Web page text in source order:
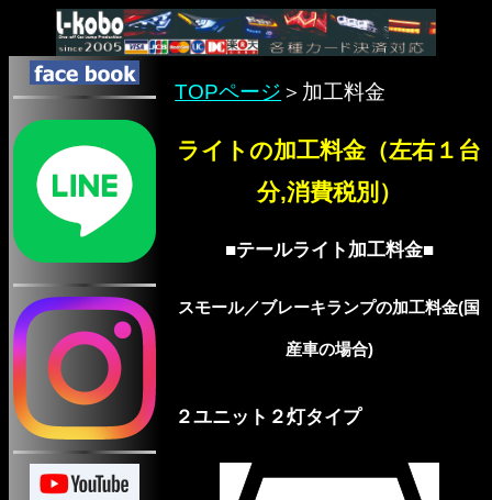
TOPページ ＞加工料金
ライトの加工料金（左右１台
分,消費税別）
■テールライト加工料金■
スモール／ブレーキランプの加工料金(国
産車の場合)
２ユニット２灯タイプ